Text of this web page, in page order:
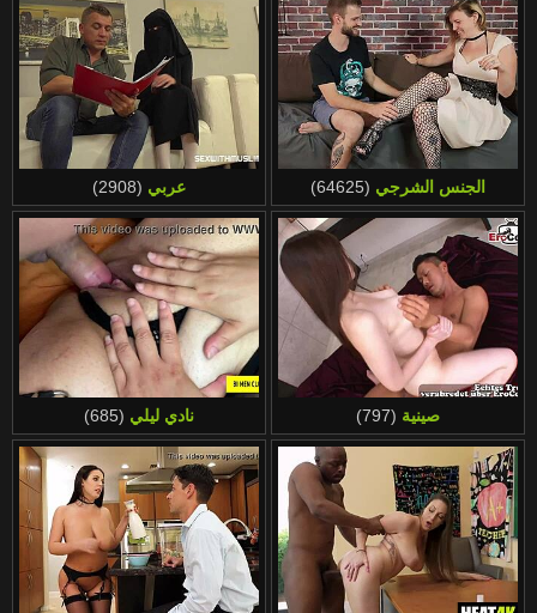
عربي (2908) الجنس الشرجي (64625)
نادي ليلي (685) صينية (797)